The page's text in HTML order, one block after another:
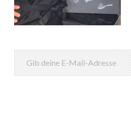
Gib deine E-Mail-Adresse ein ...